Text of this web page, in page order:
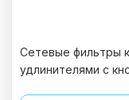
Сетевые фильтры
удлинителями с